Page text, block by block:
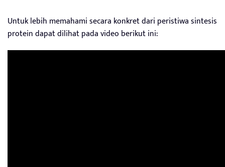
Untuk lebih memahami secara konkret dari peristiwa sintesis
protein dapat dilihat pada video berikut ini: